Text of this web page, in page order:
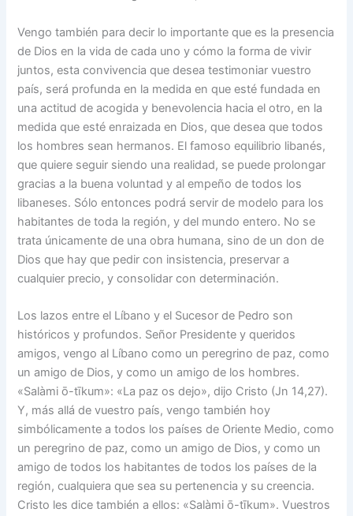
Vengo también para decir lo importante que es la presencia
de Dios en la vida de cada uno y cómo la forma de vivir
juntos, esta convivencia que desea testimoniar vuestro
país, será profunda en la medida en que esté fundada en
una actitud de acogida y benevolencia hacia el otro, en la
medida que esté enraizada en Dios, que desea que todos
los hombres sean hermanos. El famoso equilibrio libanés,
que quiere seguir siendo una realidad, se puede prolongar
gracias a la buena voluntad y al empeño de todos los
libaneses. Sólo entonces podrá servir de modelo para los
habitantes de toda la región, y del mundo entero. No se
trata únicamente de una obra humana, sino de un don de
Dios que hay que pedir con insistencia, preservar a
cualquier precio, y consolidar con determinación.
Los lazos entre el Líbano y el Sucesor de Pedro son
históricos y profundos. Señor Presidente y queridos
amigos, vengo al Líbano como un peregrino de paz, como
un amigo de Dios, y como un amigo de los hombres.
«Salàmi ō-tīkum»: «La paz os dejo», dijo Cristo (Jn 14,27).
Y, más allá de vuestro país, vengo también hoy
simbólicamente a todos los países de Oriente Medio, como
un peregrino de paz, como un amigo de Dios, y como un
amigo de todos los habitantes de todos los países de la
región, cualquiera que sea su pertenencia y su creencia.
Cristo les dice también a ellos: «Salàmi ō-tīkum». Vuestros